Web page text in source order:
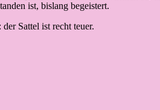
ist, bislang begeistert.
Sattel ist recht teuer.